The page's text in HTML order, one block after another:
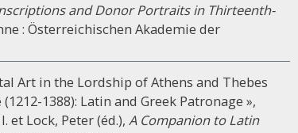
and Donor Portraits in Thirteenth-
: Österreichischen Akademie der
Art in the Lordship of Athens and Thebes
1388): Latin and Greek Patronage »,
et Lock, Peter (éd.), A Companion to Latin